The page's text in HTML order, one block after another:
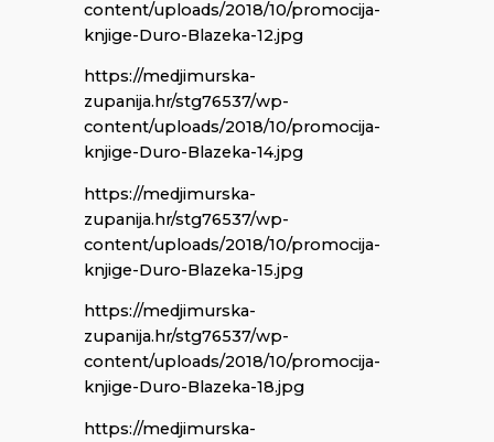
content/uploads/2018/10/promocija-
knjige-Duro-Blazeka-12.jpg
https://medjimurska-
zupanija.hr/stg76537/wp-
content/uploads/2018/10/promocija-
knjige-Duro-Blazeka-14.jpg
https://medjimurska-
zupanija.hr/stg76537/wp-
content/uploads/2018/10/promocija-
knjige-Duro-Blazeka-15.jpg
https://medjimurska-
zupanija.hr/stg76537/wp-
content/uploads/2018/10/promocija-
knjige-Duro-Blazeka-18.jpg
https://medjimurska-